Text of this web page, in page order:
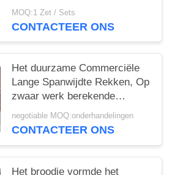
vorkheftruck
MOQ:1 Zet / Sets
CONTACTEER ONS
Het duurzame Commerciële
Lange Spanwijdte Rekken, Op
zwaar werk berekende
Opslagrekken voor Pakhuis
negotiable MOQ:onderhandelingen
CONTACTEER ONS
Het broodje vormde het